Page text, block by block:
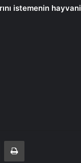
istemenin hayvani
E-Posta ile paylaş Yazdır